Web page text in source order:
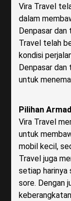
Vira Travel
dalam
Denpasar
Travel telah
kondisi
Denpasar
untuk
Pilihan
Vira Travel
untuk
mobil kecil,
Travel juga
setiap harinya
sore. Dengan